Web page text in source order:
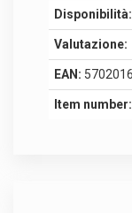
Disponibilità:
Valutazione:
EAN:
Item number: